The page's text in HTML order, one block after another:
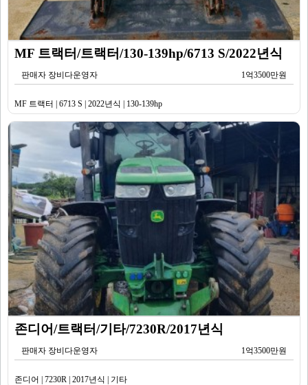
MF 트랙터/트랙터/130-139hp/6713 S/2022년식
판매자 장비다운영자 1억3500만원
MF 트랙터 | 6713 S | 2022년식 | 130-139hp
존디어/트랙터/기타/7230R/2017년식
판매자 장비다운영자 1억3500만원
존디어 | 7230R | 2017년식 | 기타